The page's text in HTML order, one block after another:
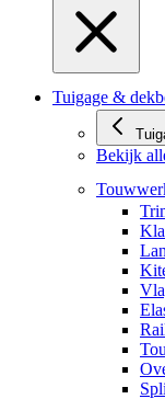
Tuigage &
Bekijk